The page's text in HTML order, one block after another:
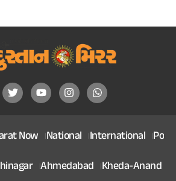
Now National International
Ahmedabad Kheda-Anand